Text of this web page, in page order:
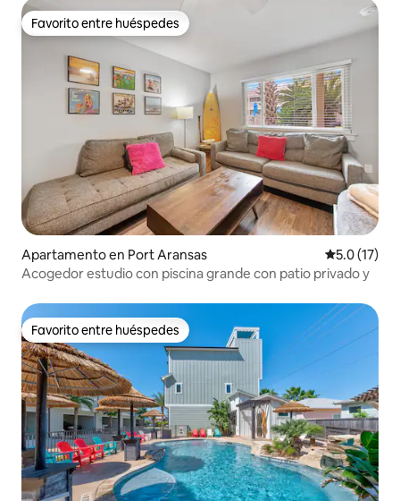
Favorito entre huéspedes
Favorito entre huéspedes
Apartamento en Port Aransas Calificación
5.0 (17)
Acogedor estudio con piscina grande con patio privado y
Favorito entre huéspedes
Favorito entre huéspedes